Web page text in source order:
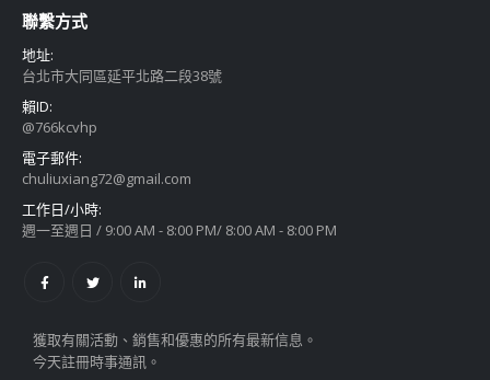
聯繫方式
地址:
台北市大同區延平北路二段38號
賴ID:
@766kcvhp
電子郵件:
chuliuxiang72@gmail.com
工作日/小時:
週一至週日 / 9:00 AM - 8:00 PM/ 8:00 AM - 8:00 PM
獲取有關活動、銷售和優惠的所有最新信息。
今天註冊時事通訊。